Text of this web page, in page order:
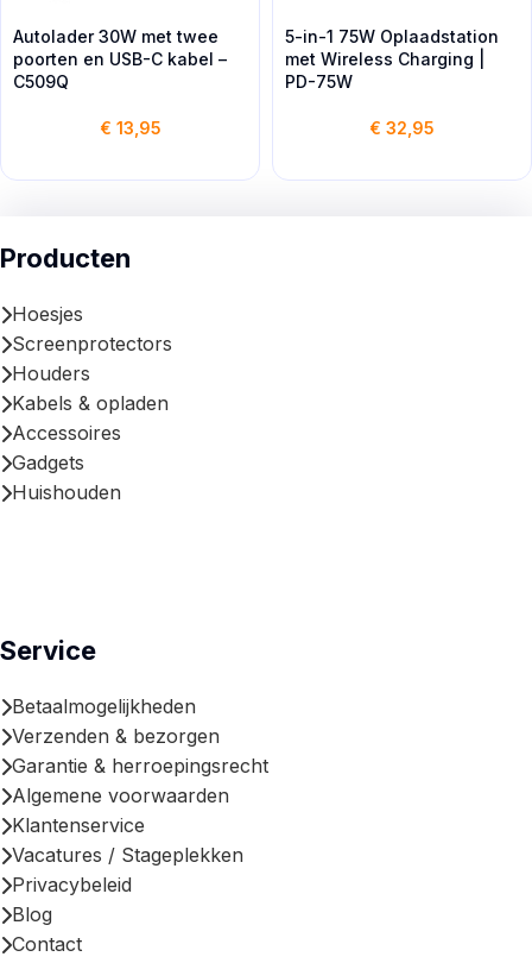
Autolader 30W met twee
poorten en USB-C kabel –
C509Q
€ 13,95
5-in-1 75W Oplaadstation
met Wireless Charging |
PD-75W
€ 32,95
Producten
Hoesjes
Screenprotectors
Houders
Kabels & opladen
Accessoires
Gadgets
Huishouden
Service
Betaalmogelijkheden
Verzenden & bezorgen
Garantie & herroepingsrecht
Algemene voorwaarden
Klantenservice
Vacatures / Stageplekken
Privacybeleid
Blog
Contact